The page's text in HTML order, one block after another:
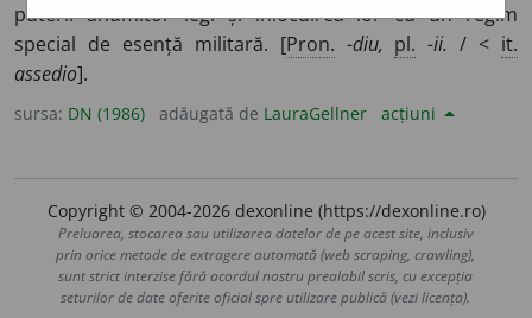
puterii anumitor legi și înlocuirea lor cu un regim
special de esență militară. [Pron. -diu, pl. -ii. / < it.
assedio].
sursa: DN (1986) adăugată de LauraGellner acțiuni
Copyright © 2004-2026 dexonline (https://dexonline.ro)
Preluarea, stocarea sau utilizarea datelor de pe acest site, inclusiv
prin orice metode de extragere automată (web scraping, crawling),
sunt strict interzise fără acordul nostru prealabil scris, cu excepția
seturilor de date oferite oficial spre utilizare publică (vezi licența).